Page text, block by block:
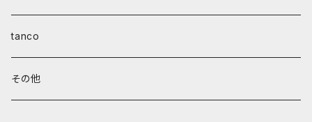
tanco
その他